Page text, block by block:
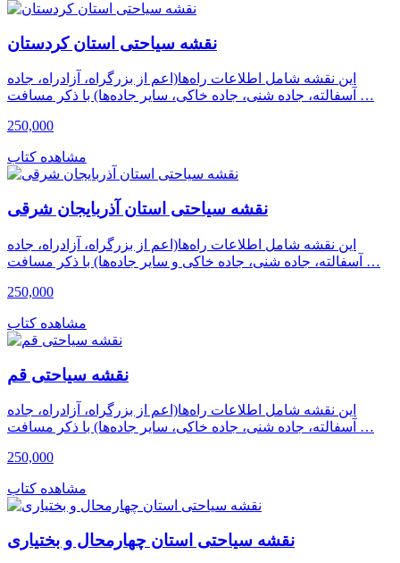
نقشه سیاحتی استان کردستان
این نقشه شامل اطلاعات راه‌ها(اعم از بزرگراه، آزادراه، جاده
آسفالته، جاده شنی، جاده خاکی، سایر جاده‌ها) با ذکر مسافت …
250,000
مشاهده کتاب
نقشه سیاحتی استان آذربایجان شرقی
این نقشه شامل اطلاعات راه‌ها(اعم از بزرگراه، آزادراه، جاده
آسفالته، جاده شنی، جاده خاکی و سایر جاده‌ها) با ذکر مسافت …
250,000
مشاهده کتاب
نقشه سیاحتی قم
این نقشه شامل اطلاعات راه‌ها(اعم از بزرگراه، آزادراه، جاده
آسفالته، جاده شنی، جاده خاکی، سایر جاده‌ها) با ذکر مسافت …
250,000
مشاهده کتاب
نقشه سیاحتی استان چهارمحال و بختیاری